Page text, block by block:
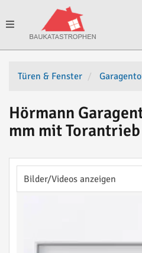
Toggle
navigation
Türen & Fenster
Hörmann
mm mit Torantrieb
Bilder/Videos anzeigen